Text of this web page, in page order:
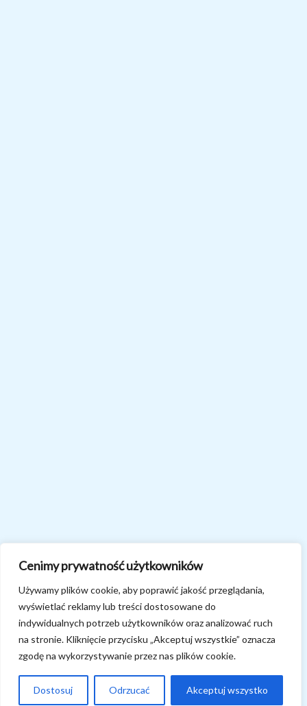
Cenimy prywatność użytkowników
Używamy plików cookie, aby poprawić jakość przeglądania,
wyświetlać reklamy lub treści dostosowane do
indywidualnych potrzeb użytkowników oraz analizować ruch
na stronie. Kliknięcie przycisku „Akceptuj wszystkie” oznacza
zgodę na wykorzystywanie przez nas plików cookie.
Dostosuj Odrzucać Akceptuj wszystko